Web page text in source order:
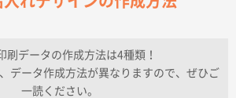
様
ダー ダブルポケット
です。
刷データの作成方法は4種類！
データ作成方法が異なりますので、ぜひご
一読ください。